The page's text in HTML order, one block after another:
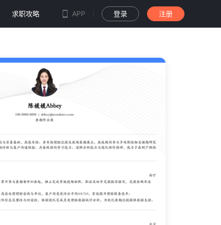
求职攻略 APP 登录 注册